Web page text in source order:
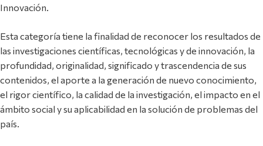
Innovación.
Esta categoría tiene la finalidad de reconocer los resultados de
las investigaciones científicas, tecnológicas y de innovación, la
profundidad, originalidad, significado y trascendencia de sus
contenidos, el aporte a la generación de nuevo conocimiento,
el rigor científico, la calidad de la investigación, el impacto en el
ámbito social y su aplicabilidad en la solución de problemas del
país.